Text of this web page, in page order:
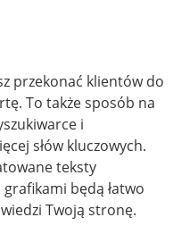
przekonać klientów do
To także sposób na
i
słów kluczowych.
teksty
będą łatwo
Twoją stronę.